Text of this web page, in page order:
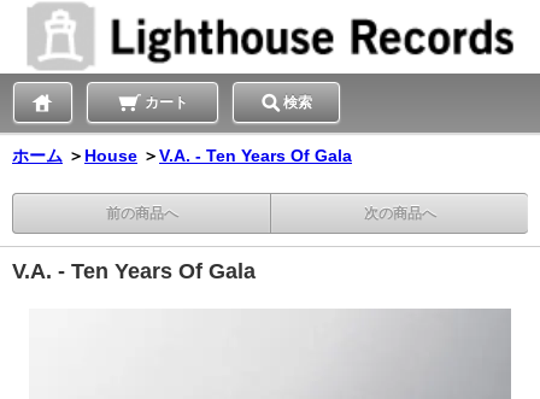
カート 検索
ホーム ＞ House ＞V.A. - Ten Years Of Gala
前の商品へ 次の商品へ
V.A. - Ten Years Of Gala